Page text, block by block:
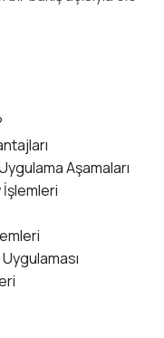
Aşamaları
İşlemleri